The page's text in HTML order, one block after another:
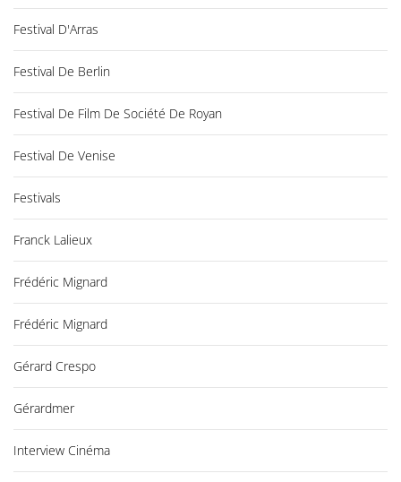
Festival D'Arras
Festival De Berlin
Festival De Film De Société De Royan
Festival De Venise
Festivals
Franck Lalieux
Frédéric Mignard
Frédéric Mignard
Gérard Crespo
Gérardmer
Interview Cinéma